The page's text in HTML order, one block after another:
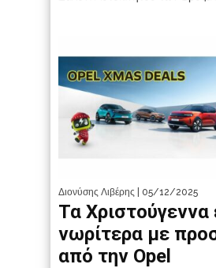
Διονύσης Λιβέρης | 05/12/2025
Τα Χριστούγεννα
νωρίτερα με
από την Opel